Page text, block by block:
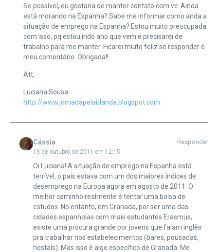
Se possível, eu gostaria de manter contato com vc. Ainda
está morando na Espanha? Sabe me informar como anda a
situação de emprego na Espanha? Estou muito preocupada
com isso, pq estou indo ano que vem e precisarei de
trabalho para me manter. Ficarei muito feliz se responder o
meu comentário. Obrigada!!
Att,
Luciana Sousa
http://www.jornadapelairlanda.blogspot.com
Cássia
13 de outubro de 2011 em 12:15
Responder
Oi Luciana! A situação de emprego na Espanha está
terrível, o país estava com um dos maiores índices de
desemprego na Europa agora em agosto de 2011. O
melhor caminho realmente é tentar uma bolsa de
estudos. No entanto, em Granada, por ser uma das
cidades espanholas com mais estudantes Erasmus,
existe uma procura grande por jovens que falam inglês
pra trabalhar nos estabelecimentos (bares, pousadas,
hostals). Mas isso é algo específico de Granada. Me